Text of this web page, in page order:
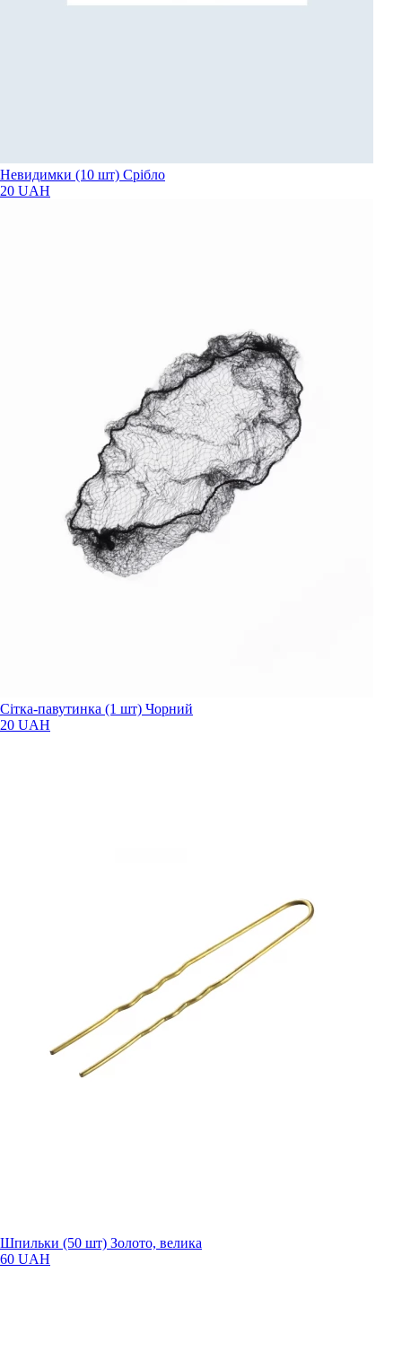
Невидимки (10 шт) Срібло
20 UAH
Сітка-павутинка (1 шт) Чорний
20 UAH
Шпильки (50 шт) Золото, велика
60 UAH